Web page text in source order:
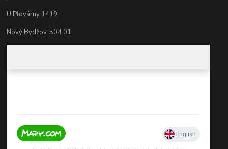
U Plovárny 1419
Nový Bydžov, 504 01